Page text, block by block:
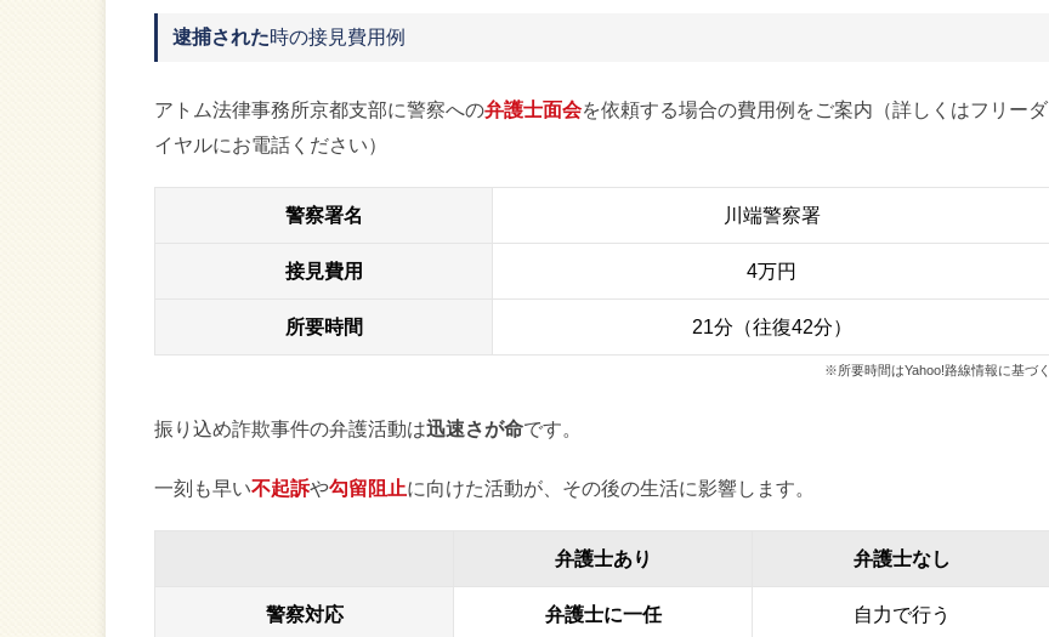
逮捕された時の接見費用例
アトム法律事務所京都支部に警察への弁護士面会を依頼する場合の費用例をご案内（詳しくはフリーダ
イヤルにお電話ください）
警察署名 川端警察署
接見費用 4万円
所要時間 21分（往復42分）
※所要時間はYahoo!路線情報に基づく
振り込め詐欺事件の弁護活動は迅速さが命です。
一刻も早い不起訴や勾留阻止に向けた活動が、その後の生活に影響します。
弁護士あり 弁護士なし
警察対応 弁護士に一任 自力で行う